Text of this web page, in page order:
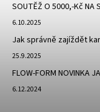
SOUTĚŽ O 5000,-Kč NA
6.10.2025
Jak správně zajíždět
25.9.2025
FLOW-FORM NOVINKA
6.12.2024